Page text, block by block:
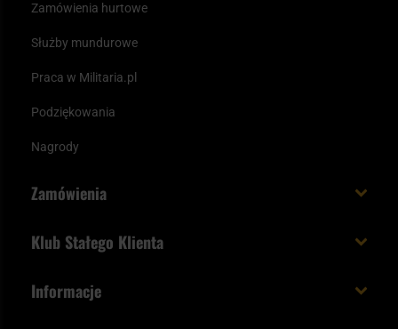
Zamówienia hurtowe
Służby mundurowe
Praca w Militaria.pl
Podziękowania
Nagrody
Zamówienia
Paczka w weekend
Klub Stałego Klienta
Informacje